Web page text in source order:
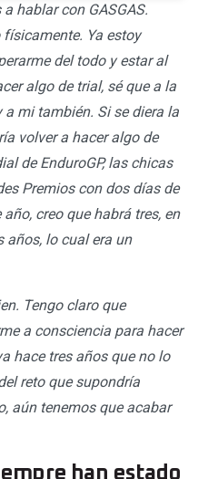
hablar con GASGAS.
físicamente. Ya estoy
del todo y estar al
algo de trial, sé que a la
mi también. Si se diera la
volver a hacer algo de
de EnduroGP, las chicas
Premios con dos días de
creo que habrá tres, en
años, lo cual era un
Tengo claro que
a consciencia para hacer
hace tres años que no lo
reto que supondría
aún tenemos que acabar
han estado